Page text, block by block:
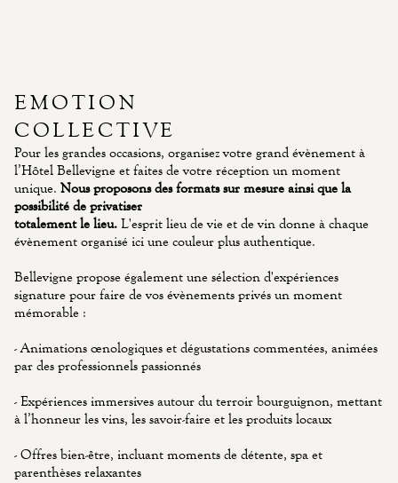
EMOTION
COLLECTIVE
Pour les grandes occasions, organisez votre grand évènement à
l’Hôtel Bellevigne et faites de votre réception un moment
unique. Nous proposons des formats sur mesure ainsi que la
possibilité de privatiser
totalement le lieu.L'esprit lieu de vie et de vin donne à chaque
évènement organisé ici une couleur plus authentique.
Bellevigne propose également une sélection d'expériences
signature pour faire de vos évènements privés un moment
mémorable :
- Animations œnologiques et dégustations commentées, animées
par des professionnels passionnés
- Expériences immersives autour du terroir bourguignon, mettant
à l’honneur les vins, les savoir-faire et les produits locaux
- Offres bien-être, incluant moments de détente, spa et
parenthèses relaxantes